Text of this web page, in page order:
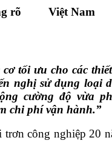
rõ Việt Nam
tối ưu cho các
nghị sử dụng loại
cường độ vừa
chi phí vận hành.”
công nghiệp 20